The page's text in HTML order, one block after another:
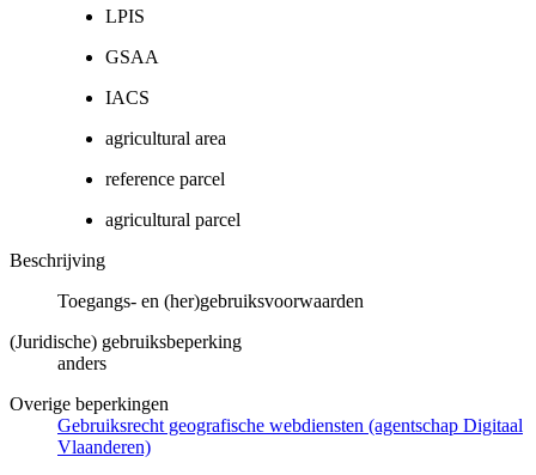
LPIS
GSAA
IACS
agricultural area
reference parcel
agricultural parcel
Beschrijving
Toegangs- en (her)gebruiksvoorwaarden
(Juridische) gebruiksbeperking
anders
Overige beperkingen
Gebruiksrecht geografische webdiensten (agentschap Digitaal
Vlaanderen)